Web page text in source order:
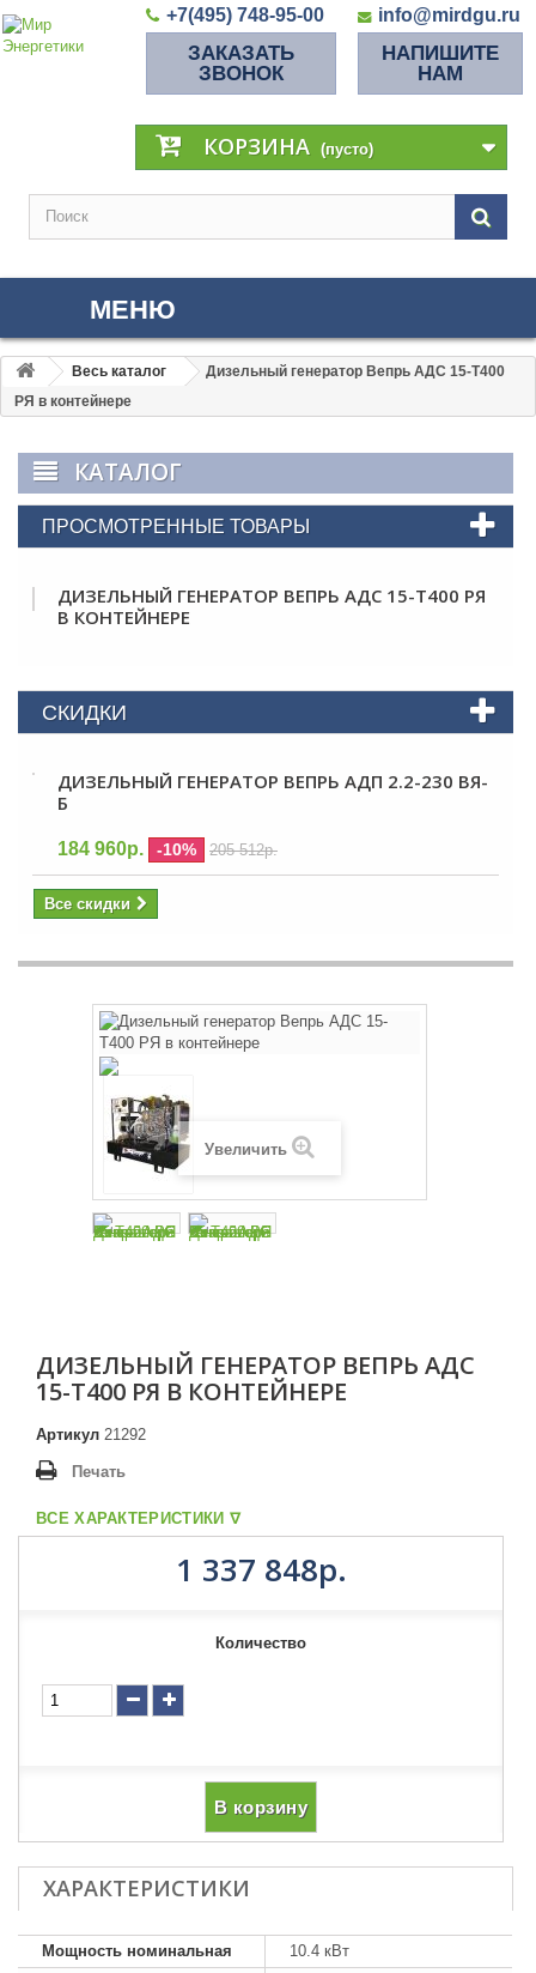
+7(495) 748-95-00 info@mirdgu.ru
ЗАКАЗАТЬ
ЗВОНОК
НАПИШИТЕ
НАМ
КОРЗИНА (пусто)
МЕНЮ
Весь каталог
Дизельный генератор Вепрь АДС 15-Т400
РЯ в контейнере
КАТАЛОГ
ПРОСМОТРЕННЫЕ ТОВАРЫ
ДИЗЕЛЬНЫЙ ГЕНЕРАТОР ВЕПРЬ АДС 15-Т400 РЯ
В КОНТЕЙНЕРЕ
СКИДКИ
ДИЗЕЛЬНЫЙ ГЕНЕРАТОР ВЕПРЬ АДП 2.2-230 ВЯ-
Б
184 960р. -10% 205 512р.
Все скидки
Увеличить
ДИЗЕЛЬНЫЙ ГЕНЕРАТОР ВЕПРЬ АДС
15-Т400 РЯ В КОНТЕЙНЕРЕ
Артикул 21292
Печать
ВСЕ ХАРАКТЕРИСТИКИ ᐁ
1 337 848р.
Количество
В корзину
ХАРАКТЕРИСТИКИ
Мощность номинальная
10.4 кВт